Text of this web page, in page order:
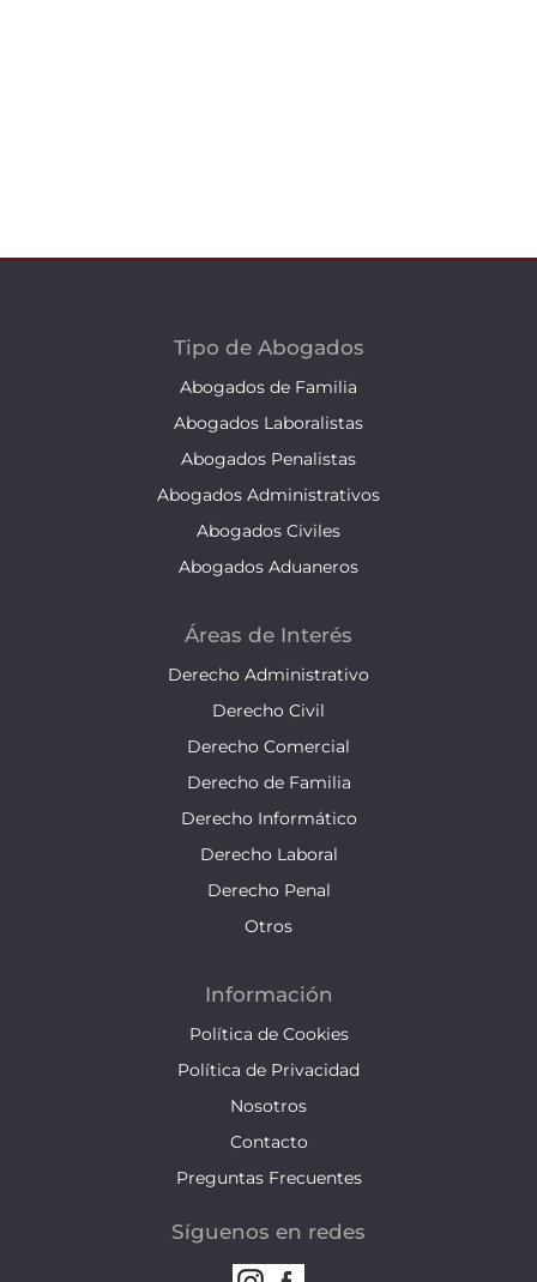
Tipo de Abogados
Abogados de Familia
Abogados Laboralistas
Abogados Penalistas
Abogados Administrativos
Abogados Civiles
Abogados Aduaneros
Áreas de Interés
Derecho Administrativo
Derecho Civil
Derecho Comercial
Derecho de Familia
Derecho Informático
Derecho Laboral
Derecho Penal
Otros
Información
Política de Cookies
Política de Privacidad
Nosotros
Contacto
Preguntas Frecuentes
Síguenos en redes